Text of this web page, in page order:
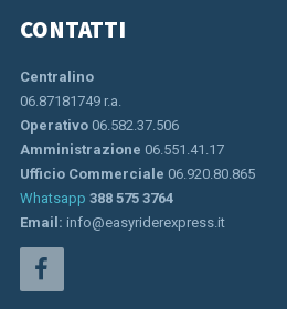
CONTATTI
Centralino
06.87181749 r.a.
Operativo06.582.37.506
Amministrazione 06.551.41.17
Ufficio Commerciale 06.920.80.865
Whatsapp 388 575 3764
Email: info@easyriderexpress.it